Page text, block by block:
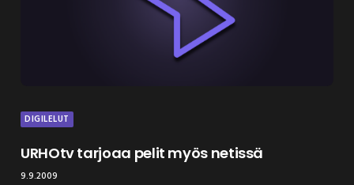
DIGILELUT
URHOtv tarjoaa pelit myös netissä
9.9.2009